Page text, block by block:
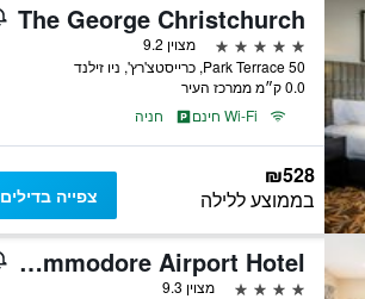
The George Christchurch
5 כוכבים
מצוין 9.2
50 Park Terrace, כרייסטצ'רץ', ניו זילנד
0.0 ק״מ ממרכז העיר
Wi-Fi חינם
חניה
₪528
בממוצע ללילה צפייה בדילים
Commodore Airport Hotel
4 כוכבים מצוין 9.3